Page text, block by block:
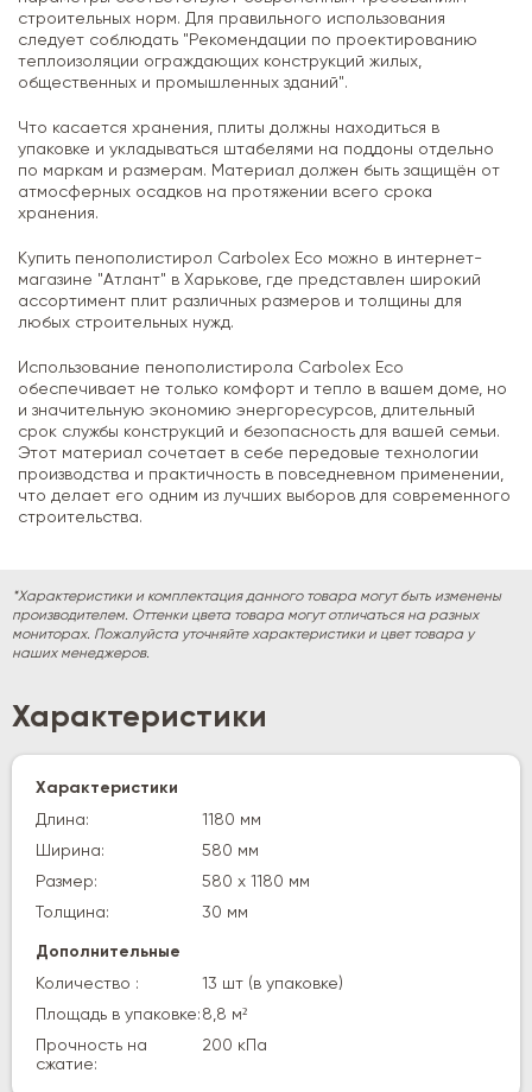
строительных норм. Для правильного использования
следует соблюдать "Рекомендации по проектированию
теплоизоляции ограждающих конструкций жилых,
общественных и промышленных зданий".
Что касается хранения, плиты должны находиться в
упаковке и укладываться штабелями на поддоны отдельно
по маркам и размерам. Материал должен быть защищён от
атмосферных осадков на протяжении всего срока
хранения.
Купить пенополистирол Carbolex Eco можно в интернет-
магазине "Атлант" в Харькове, где представлен широкий
ассортимент плит различных размеров и толщины для
любых строительных нужд.
Использование пенополистирола Carbolex Eco
обеспечивает не только комфорт и тепло в вашем доме, но
и значительную экономию энергоресурсов, длительный
срок службы конструкций и безопасность для вашей семьи.
Этот материал сочетает в себе передовые технологии
производства и практичность в повседневном применении,
что делает его одним из лучших выборов для современного
строительства.
*Характеристики и комплектация данного товара могут быть изменены
производителем. Оттенки цвета товара могут отличаться на разных
мониторах. Пожалуйста уточняйте характеристики и цвет товара у
наших менеджеров.
Характеристики
Характеристики
Длина:
1180 мм
Ширина:
580 мм
Размер:
580 х 1180 мм
Толщина:
30 мм
Дополнительные
Количество :
13 шт (в упаковке)
Площадь в упаковке: 8,8 м²
Прочность на
сжатие:
200 кПа